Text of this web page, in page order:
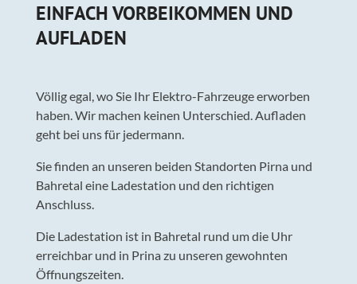
EINFACH VORBEIKOMMEN UND
AUFLADEN
Völlig egal, wo Sie Ihr Elektro-Fahrzeuge erworben
haben. Wir machen keinen Unterschied. Aufladen
geht bei uns für jedermann.
Sie finden an unseren beiden Standorten Pirna und
Bahretal eine Ladestation und den richtigen
Anschluss.
Die Ladestation ist in Bahretal rund um die Uhr
erreichbar und in Prina zu unseren gewohnten
Öffnungszeiten.